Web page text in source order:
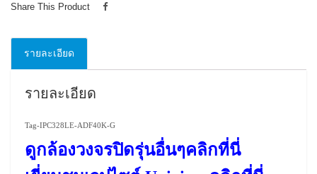
Share This Product
รายละเอียด
รายละเอียด
Tag-IPC328LE-ADF40K-G
ดูกล้องวงจรปิดรุ่นอื่นๆคลิกที่นี่